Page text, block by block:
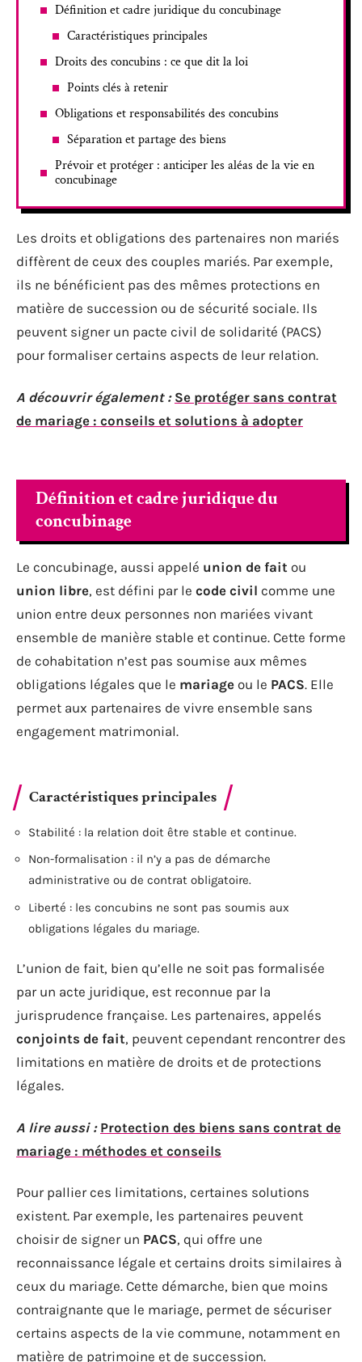
Définition et cadre juridique du concubinage
Caractéristiques principales
Droits des concubins : ce que dit la loi
Points clés à retenir
Obligations et responsabilités des concubins
Séparation et partage des biens
Prévoir et protéger : anticiper les aléas de la vie en
concubinage
Les droits et obligations des partenaires non mariés
diffèrent de ceux des couples mariés. Par exemple,
ils ne bénéficient pas des mêmes protections en
matière de succession ou de sécurité sociale. Ils
peuvent signer un pacte civil de solidarité (PACS)
pour formaliser certains aspects de leur relation.
A découvrir également : Se protéger sans contrat
de mariage : conseils et solutions à adopter
Définition et cadre juridique du
concubinage
Le concubinage, aussi appelé union de fait ou
union libre, est défini par le code civil comme une
union entre deux personnes non mariées vivant
ensemble de manière stable et continue. Cette forme
de cohabitation n’est pas soumise aux mêmes
obligations légales que le mariage ou le PACS. Elle
permet aux partenaires de vivre ensemble sans
engagement matrimonial.
Caractéristiques principales
Stabilité : la relation doit être stable et continue.
Non-formalisation : il n’y a pas de démarche
administrative ou de contrat obligatoire.
Liberté : les concubins ne sont pas soumis aux
obligations légales du mariage.
L’union de fait, bien qu’elle ne soit pas formalisée
par un acte juridique, est reconnue par la
jurisprudence française. Les partenaires, appelés
conjoints de fait, peuvent cependant rencontrer des
limitations en matière de droits et de protections
légales.
A lire aussi : Protection des biens sans contrat de
mariage : méthodes et conseils
Pour pallier ces limitations, certaines solutions
existent. Par exemple, les partenaires peuvent
choisir de signer un PACS, qui offre une
reconnaissance légale et certains droits similaires à
ceux du mariage. Cette démarche, bien que moins
contraignante que le mariage, permet de sécuriser
certains aspects de la vie commune, notamment en
matière de patrimoine et de succession.